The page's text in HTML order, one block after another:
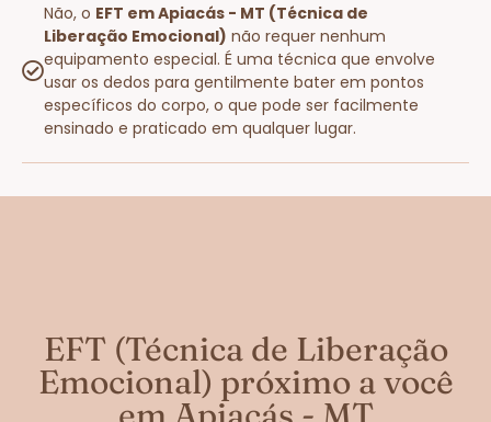
Não, o EFT em Apiacás - MT (Técnica de
Liberação Emocional) não requer nenhum
equipamento especial. É uma técnica que envolve
usar os dedos para gentilmente bater em pontos
específicos do corpo, o que pode ser facilmente
ensinado e praticado em qualquer lugar.
EFT (Técnica de Liberação
Emocional) próximo a você